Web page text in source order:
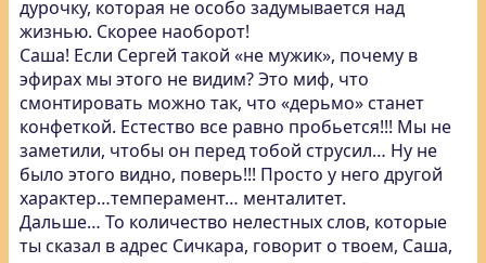
дурочку, которая не особо задумывается над
жизнью. Скорее наоборот!
Саша! Если Сергей такой «не мужик», почему в
эфирах мы этого не видим? Это миф, что
смонтировать можно так, что «дерьмо» станет
конфеткой. Естество все равно пробьется!!! Мы не
заметили, чтобы он перед тобой струсил… Ну не
было этого видно, поверь!!! Просто у него другой
характер…темперамент… менталитет.
Дальше… То количество нелестных слов, которые
ты сказал в адрес Сичкара, говорит о твоем, Саша,